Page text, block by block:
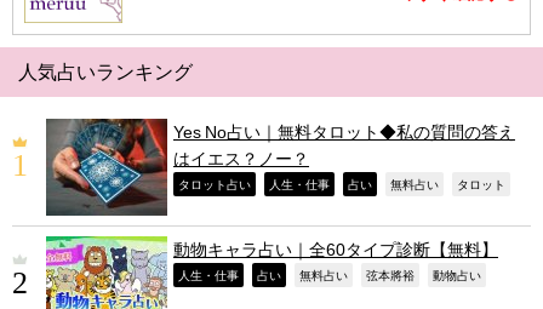
人気占いランキング
Yes No占い｜無料タロット◆私の質問の答え
はイエス？ノー？
タロット占い 人生・仕事 占い 無料占い タロット
動物キャラ占い｜全60タイプ診断【無料】
人生・仕事 占い 無料占い 弦本將裕 動物占い